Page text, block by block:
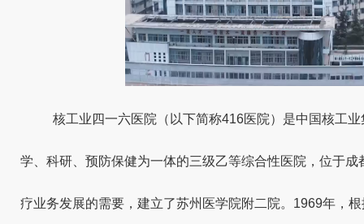
核工业四一六医院（以下简称416医院）是中国核工
学、科研、预防保健为一体的三级乙等综合性医院，位于
疗业务发展的需要，建立了苏州医学院附二院。1969年，